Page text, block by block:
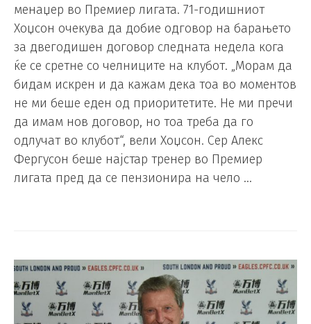
менаџер во Премиер лигата. 71-годишниот
Хоџсон очекува да добие одговор на барањето
за двегодишен договор следната недела кога
ќе се сретне со челниците на клубот. „Морам да
бидам искрен и да кажам дека тоа во моментов
не ми беше еден од приоритетите. Не ми пречи
да имам нов договор, но тоа треба да го
одлучат во клубот“, вели Хоџсон. Сер Алекс
Фергусон беше најстар тренер во Премиер
лигата пред да се пензионира на чело …